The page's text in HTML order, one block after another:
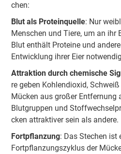
chen:
Blut als Pro­te­in­quel­le: Nur
Men­schen und Tie­re, um an ihr
Blut ent­hält Pro­te­ine und
Ent­wick­lung ih­rer Ei­er
At­trak­ti­on durch che­mi­sche
re ge­ben Koh­len­di­oxid,
Mü­cken aus gro­ßer Ent­fer­nung
Blut­grup­pen und
cken at­trak­ti­ver sein als an­de­re.
Fort­pflan­zung: Das Ste­chen ist
Fort­pflan­zungs­zy­klus der